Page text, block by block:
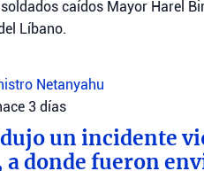
caídos Mayor Harel
Líbano.
Netanyahu
3 días
un incidente
donde fueron